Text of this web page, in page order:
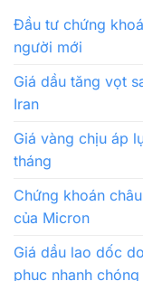
Đầu tư chứng
người mới
Giá dầu tăng vọt
Iran
Giá vàng chịu áp
tháng
Chứng khoán
của Micron
Giá dầu lao dốc
phục nhanh chóng